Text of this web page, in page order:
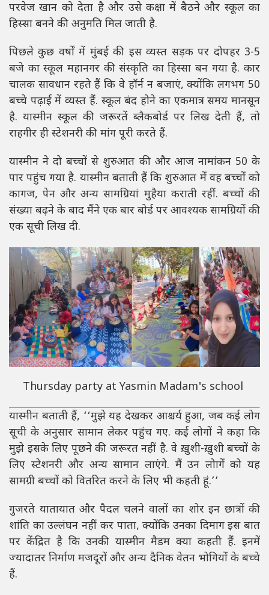
परवेज खान को देता है और उसे कक्षा में बैठने और स्कूल का
हिस्सा बनने की अनुमति मिल जाती है.
पिछले कुछ वर्षों में मुंबई की इस व्यस्त सड़क पर दोपहर 3-5
बजे का स्कूल महानगर की संस्कृति का हिस्सा बन गया है. कार
चालक सावधान रहते हैं कि वे हॉर्न न बजाएं, क्योंकि लगभग 50
बच्चे पढ़ाई में व्यस्त हैं. स्कूल बंद होने का एकमात्र समय मानसून
है. यास्मीन स्कूल की जरूरतें ब्लैकबोर्ड पर लिख देती हैं, तो
राहगीर ही स्टेशनरी की मांग पूरी करते हैं.
यास्मीन ने दो बच्चों से शुरुआत की और आज नामांकन 50 के
पार पहुंच गया है. यास्मीन बताती हैं कि शुरुआत में वह बच्चों को
कागज, पेन और अन्य सामग्रियां मुहैया कराती रहीं. बच्चों की
संख्या बढ़ने के बाद मैंने एक बार बोर्ड पर आवश्यक सामग्रियों की
एक सूची लिख दी.
Thursday party at Yasmin Madam's school
यास्मीन बताती हैं, ‘‘मुझे यह देखकर आश्चर्य हुआ, जब कई लोग
सूची के अनुसार सामान लेकर पहुंच गए. कई लोगों ने कहा कि
मुझे इसके लिए पूछने की जरूरत नहीं है. वे ख़ुशी-ख़ुशी बच्चों के
लिए स्टेशनरी और अन्य सामान लाएंगे. मैं उन लोागें को यह
सामग्री बच्चों को वितरित करने के लिए भी कहती हूं.’’
गुजरते यातायात और पैदल चलने वालों का शोर इन छात्रों की
शांति का उल्लंघन नहीं कर पाता, क्योंकि उनका दिमाग इस बात
पर केंद्रित है कि उनकी यास्मीन मैडम क्या कहती हैं. इनमें
ज्यादातर निर्माण मजदूरों और अन्य दैनिक वेतन भोगियों के बच्चे
हैं.